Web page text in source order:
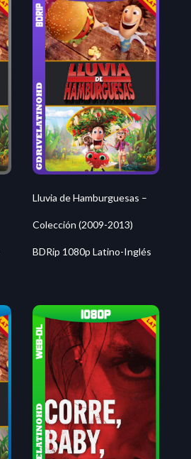
Lluvia de Hamburguesas –
Colección (2009-2013)
BDRip 1080p Latino-Inglés